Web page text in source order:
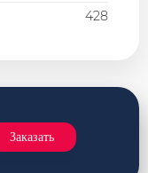
428
Заказать